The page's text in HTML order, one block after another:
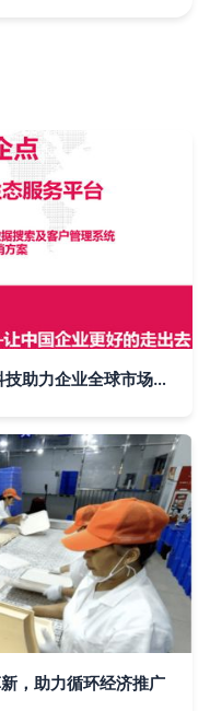
淄博外贸推广领先选择 淄博网泰科技助力企业全球市场拓展
，助力循环经济推广